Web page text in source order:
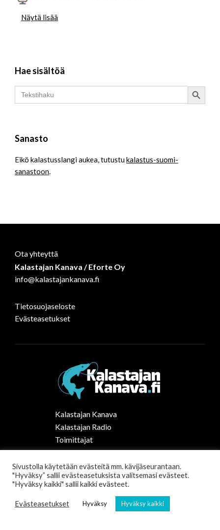
Näytä lisää
Hae sisältöä
Search
for:
Search Button
Sanasto
Eikö kalastusslangi aukea, tutustukalastus-suomi-
sanastoon.
Ota yhteyttä
Kalastajan Kanava / Eforte Oy
info@kalastajankanava.fi
Tietosuojaseloste
Evästeasetukset
Kalastajan Kanava
Kalastajan Radio
Toimittajat
Kalaruoka
Vapaa-ajan kalastus Suomessa
Tilaa uutiskirje
Sivustolla käytetään evästeitä mm. kävijäseurantaan.
"Hyväksy” sallii evästeasetuksista valitsemasi evästeet.
"Hyväksy kaikki" sallii kaikki evästeet.
Evästeasetukset Hyväksy Hyväksy kaikki